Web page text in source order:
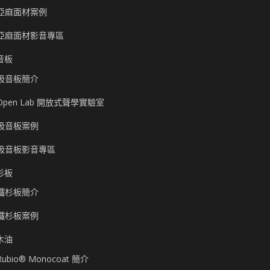
麻面材案例
麻面材影音專區
板
音板簡介
Lab 開放式聲學實驗室
音板案例
音板影音專區
板
杉板簡介
杉板案例
油
Monocoat 簡介